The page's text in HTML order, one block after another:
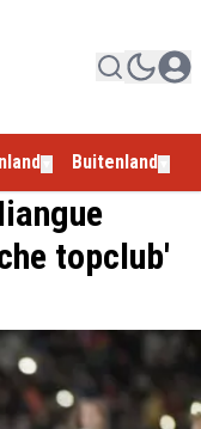
Buitenland
topclub'